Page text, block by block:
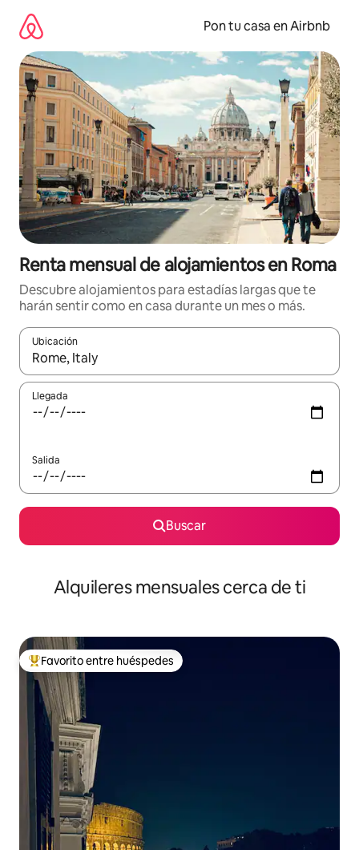
contenido
Pon tu casa en Airbnb
Renta mensual de alojamientos en Roma
Descubre alojamientos para estadías largas que te
harán sentir como en casa durante un mes o más.
Ubicación
Cuando los resultados estén disponibles, navega con las
Llegada
Salida
Buscar
Alquileres mensuales cerca de ti
Favorito entre huéspedes preferido
Favorito entre huéspedes